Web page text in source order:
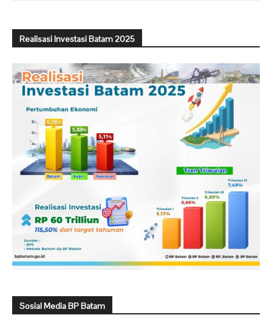
Realisasi Investasi Batam 2025
Sosial Media BP Batam